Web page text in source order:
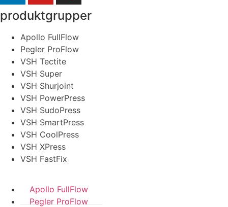
produktgrupper
Apollo FullFlow
Pegler ProFlow
VSH Tectite
VSH Super
VSH Shurjoint
VSH PowerPress
VSH SudoPress
VSH SmartPress
VSH CoolPress
VSH XPress
VSH FastFix
Apollo FullFlow
Pegler ProFlow